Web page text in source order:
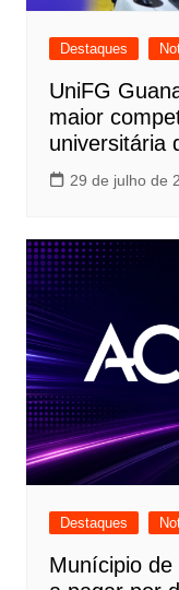
Destaques
UniFG
maior
universitária
29 de julho de
Destaques
Munícipio de